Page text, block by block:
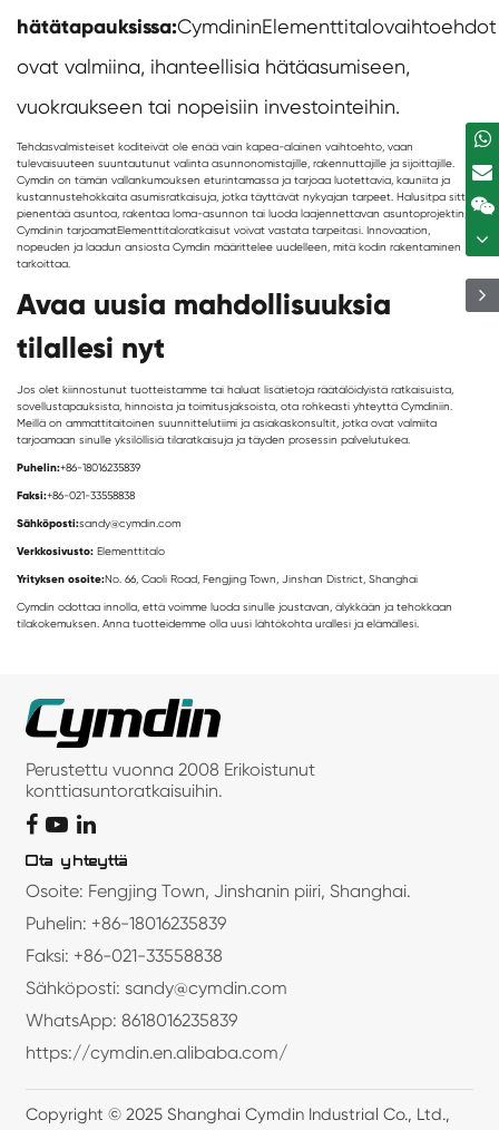
hätätapauksissa:CymdininElementtitalovaihtoehdot
ovat valmiina, ihanteellisia hätäasumiseen,
vuokraukseen tai nopeisiin investointeihin.
Tehdasvalmisteiset koditeivät ole enää vain kapea-alainen vaihtoehto, vaan
tulevaisuuteen suuntautunut valinta asunnonomistajille, rakennuttajille ja sijoittajille.
Cymdin on tämän vallankumouksen eturintamassa ja tarjoaa luotettavia, kauniita ja
kustannustehokkaita asumisratkaisuja, jotka täyttävät nykyajan tarpeet. Halusitpa sitten
pienentää asuntoa, rakentaa loma-asunnon tai luoda laajennettavan asuntoprojektin,
Cymdinin tarjoamatElementtitaloratkaisut voivat vastata tarpeitasi. Innovaation,
nopeuden ja laadun ansiosta Cymdin määrittelee uudelleen, mitä kodin rakentaminen
tarkoittaa.
Avaa uusia mahdollisuuksia
tilallesi nyt
Jos olet kiinnostunut tuotteistamme tai haluat lisätietoja räätälöidyistä ratkaisuista,
sovellustapauksista, hinnoista ja toimitusjaksoista, ota rohkeasti yhteyttä Cymdiniin.
Meillä on ammattitaitoinen suunnittelutiimi ja asiakaskonsultit, jotka ovat valmiita
tarjoamaan sinulle yksilöllisiä tilaratkaisuja ja täyden prosessin palvelutukea.
Puhelin:+86-18016235839
Faksi:+86-021-33558838
Sähköposti:sandy@cymdin.com
Verkkosivusto: Elementtitalo
Yrityksen osoite:No. 66, Caoli Road, Fengjing Town, Jinshan District, Shanghai
Cymdin odottaa innolla, että voimme luoda sinulle joustavan, älykkään ja tehokkaan
tilakokemuksen. Anna tuotteidemme olla uusi lähtökohta urallesi ja elämällesi.
Perustettu vuonna 2008 Erikoistunut
konttiasuntoratkaisuihin.
Ota yhteyttä
Osoite: Fengjing Town, Jinshanin piiri, Shanghai.
Puhelin: +86-18016235839
Faksi: +86-021-33558838
Sähköposti: sandy@cymdin.com
WhatsApp: 8618016235839
https://cymdin.en.alibaba.com/
Copyright © 2025 Shanghai Cymdin Industrial Co., Ltd.,